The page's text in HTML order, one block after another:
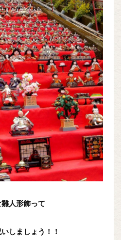
人形飾って
しましょう！！